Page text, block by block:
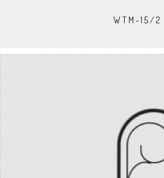
WTM-15/2